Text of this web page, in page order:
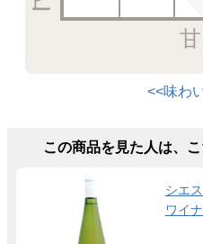
<<味わ
この商品を見た人は、
シエ
ワイ